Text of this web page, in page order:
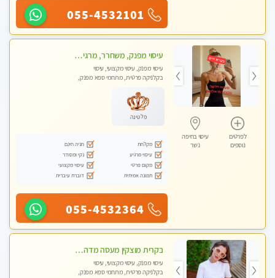
055-4532101
לפרטים
נוספים
עיסוי בחיפה
נשר
עיסוי מפנק, משחרר, מרגיע, טנטרה, עיסוי שבדי מקצועי ללא שירותי מין
עיסוי מפנק, עיסוי מקצועי, עיסוי
בקלניקה פרטית, מתחמי ספא מפנק,
פלטינה
מקלחת
חניה חינם
עיסוי מרגיע
נקי ומסודר
מקום פרטי
עיסוי מקצועי
תמונה אמיתית
דוברת עיברית
055-4532364
בקרית מוצקין מעסה מדהימה- כל סוגי העיסויים מעסה מקצועית ואיכותית פרטי!!! לחוויה בלתי נשכחת!!
עיסוי מפנק, עיסוי מקצועי, עיסוי
בקלניקה פרטית, מתחמי ספא מפנק,